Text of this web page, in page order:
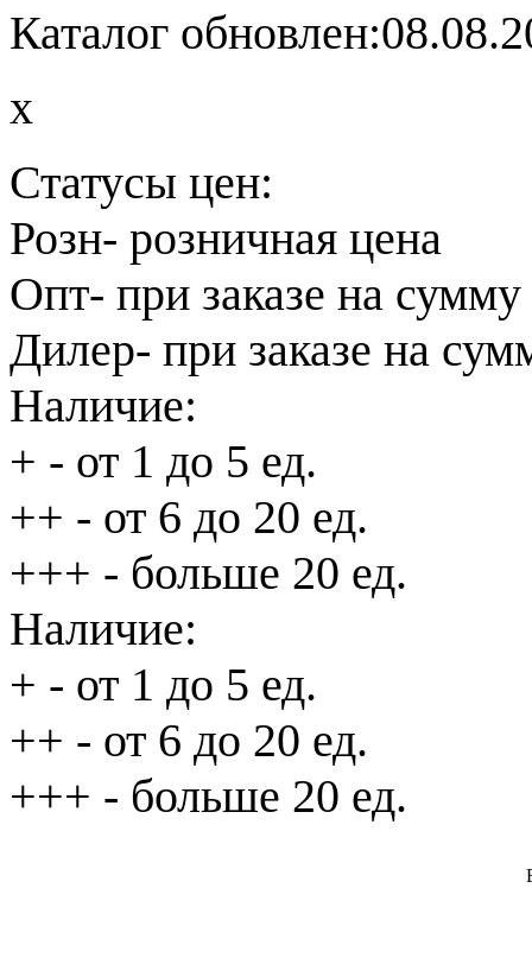
Каталог
x
Статусы цен:
Розн- розничная цена
Опт- при заказе на
Дилер- при заказе на
Наличие:
+ - от 1 до 5 ед.
++ - от 6 до 20 ед.
+++ - больше 20 ед.
Наличие:
+ - от 1 до 5 ед.
++ - от 6 до 20 ед.
+++ - больше 20 ед.